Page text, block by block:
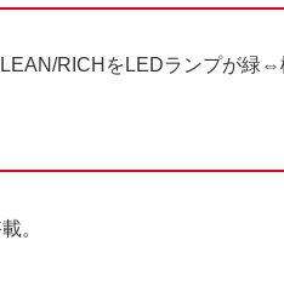
RICHをLEDランプが緑⇔
。